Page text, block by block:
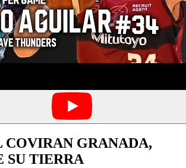
COVIRAN GRANADA,
SU TIERRA